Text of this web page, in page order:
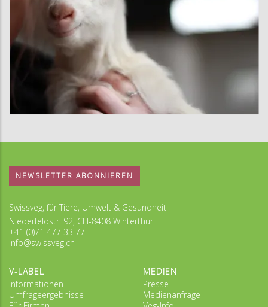
NEWSLETTER ABONNIEREN
Swissveg, für Tiere, Umwelt & Gesundheit
Niederfeldstr. 92, CH-8408 Winterthur
+41 (0)71 477 33 77
info@swissveg.ch
V-LABEL
Informationen
Umfrageergebnisse
MEDIEN
Presse
Medienanfrage